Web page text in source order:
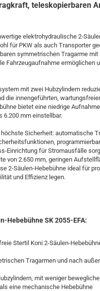
teleskopierbaren
elektrohydraulische 2-
für PKW als auch Transporter
symmetrischen Tragarme mit
Fahrzeugaufnahme ermöglichen
mit zwei Hubzylindern
die innengeführten,
bietet eine niedrige
6.200 mm einstellbar.
Sicherheit: automatische
Einrichtung für Stromausfälle
von 2.650 mm, geringen
2-Säulen-Hebebühne ideal für
und Effizienz legen.
Hebebühne SK 2055-EFA:
Stertil Koni 2-Säulen-
Tragarmen und nach
mit weniger
eine mechanische Hebebühne